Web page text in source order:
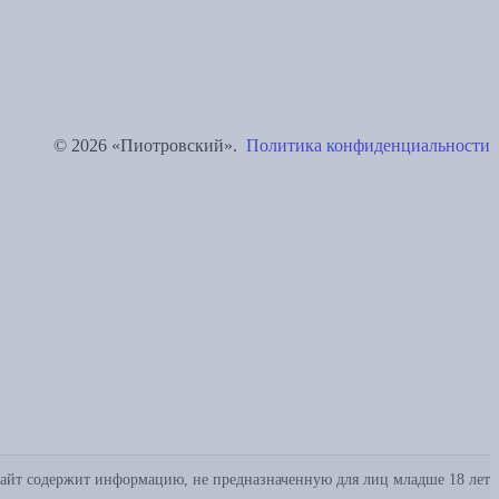
© 2026 «Пиотровский». Политика конфиденциальности
содержит информацию, не предназначенную для лиц младше 18 лет